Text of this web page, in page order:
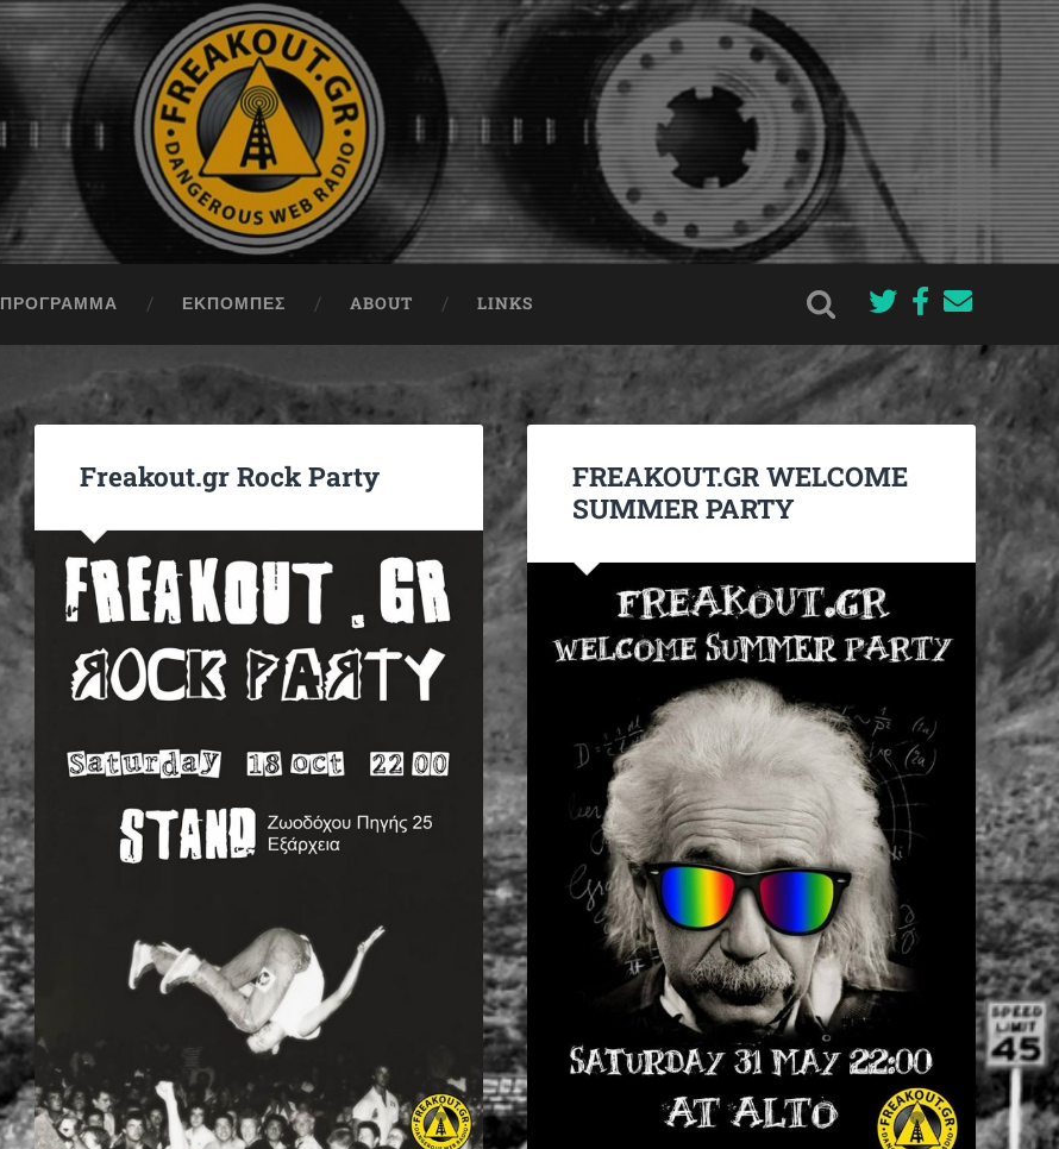
ΠΡΟΓΡΑΜΜΑ ΕΚΠΟΜΠΈΣ ABOUT LINKS
Freakout.gr Rock Party
FREAKOUT.GR WELCOME
SUMMER PARTY